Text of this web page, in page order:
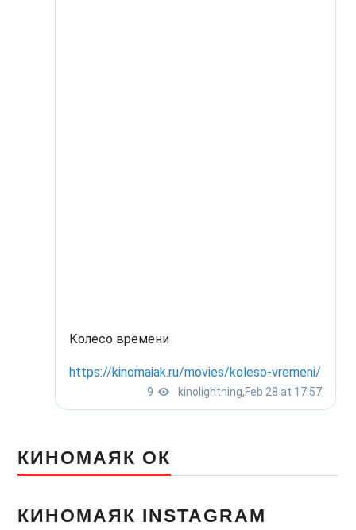
КИНОМАЯК ОК
КИНОМАЯК INSTAGRAM